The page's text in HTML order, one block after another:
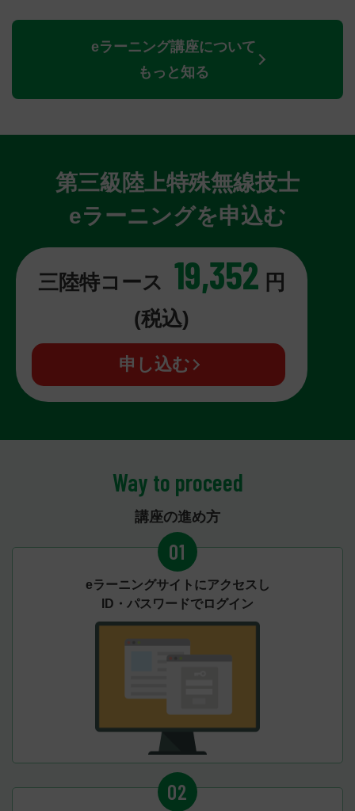
eラーニング講座について
もっと知る
第三級陸上特殊無線技士
eラーニングを申込む
三陸特コース 19,352 円
(税込)
申し込む
Way to proceed
講座の進め方
01
eラーニングサイトにアクセスし
ID・パスワードでログイン
02